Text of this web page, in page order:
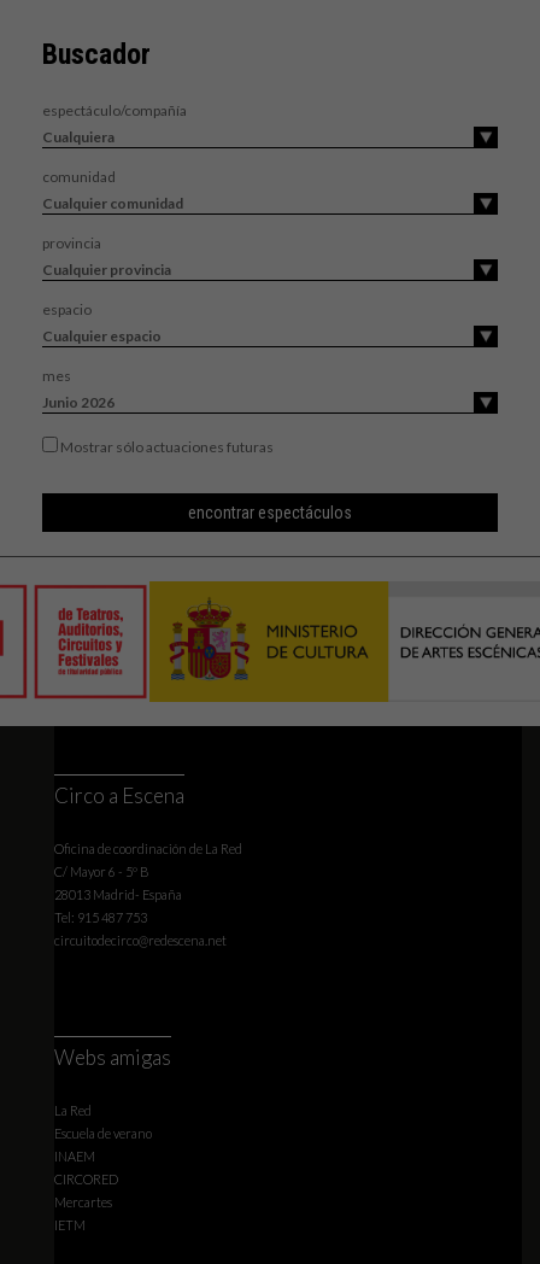
Buscador
espectáculo/compañía
comunidad
provincia
espacio
mes
Mostrar sólo actuaciones futuras
Circo a Escena
Oficina de coordinación de La Red
C/ Mayor 6 - 5º B
28013 Madrid- España
Tel: 915 487 753
circuitodecirco@redescena.net
Webs amigas
La Red
Escuela de verano
INAEM
CIRCORED
Mercartes
IETM